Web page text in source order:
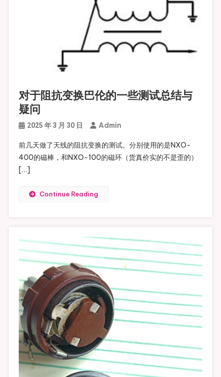
对于阻抗变换巴伦的一些测试总结与
疑问
2025 年 3 月 30 日 Admin
前几天做了天线的阻抗变换的测试。分别使用的是NXO-
400的磁棒，和NXO-100的磁环（货真价实的不是歪的）
[…]
Continue Reading